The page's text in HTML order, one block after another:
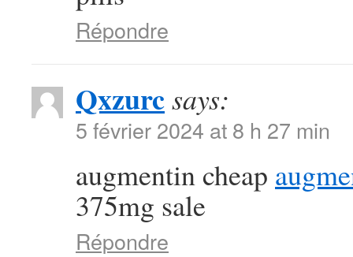
Répondre
Qxzurcsays:
5 février 2024 at 8 h 27 min
augmentin cheap
375mg sale
Répondre